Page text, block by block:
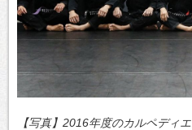
【写真】2016年度のカルペディ